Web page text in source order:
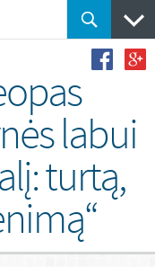
labui
turtą,